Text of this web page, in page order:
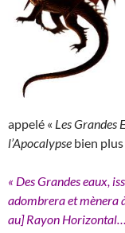
appelé « Les Grandes
l’Apocalypse bien
« Des Grandes eaux,
adombrera et mènera
au] Rayon